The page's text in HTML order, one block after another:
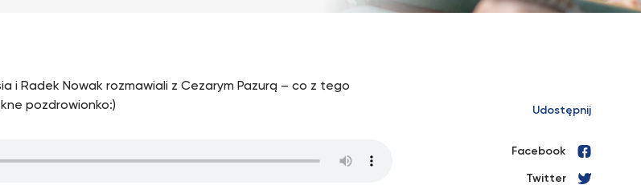
i Radek Nowak rozmawiali z Cezarym Pazurą – co z tego
pozdrowionko:)
Udostępnij
Facebook
Twitter